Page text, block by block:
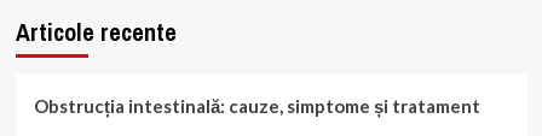
Articole recente
Obstrucția intestinală: cauze, simptome și tratament